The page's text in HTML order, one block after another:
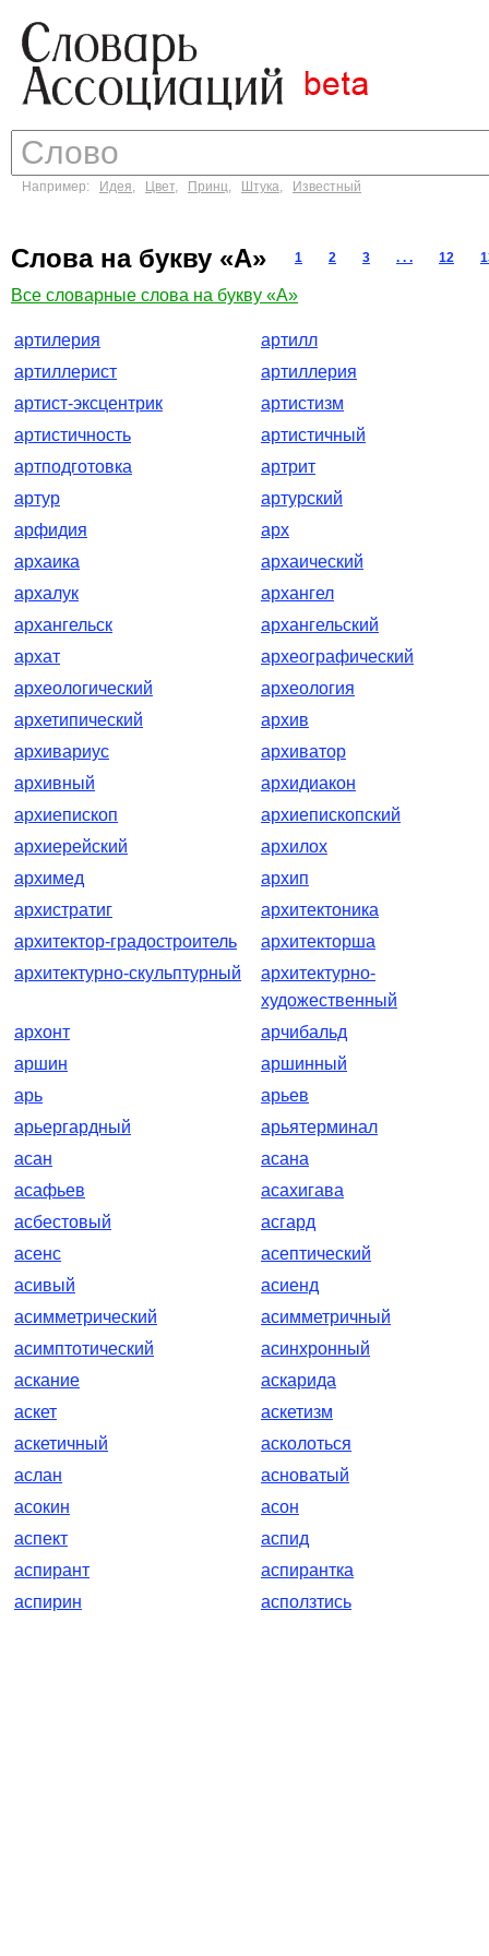
Например: Идея, Цвет, Принц, Штука, Известный
Слова на букву «А» 1 2 3 . . . 12
Все словарные слова на букву «А»
артилерия
артилл
артиллерист
артиллерия
артист-эксцентрик
артистизм
артистичность
артистичный
артподготовка
артрит
артур
артурский
арфидия
арх
архаика
архаический
архалук
архангел
архангельск
архангельский
архат
археографический
археологический
археология
архетипический
архив
архивариус
архиватор
архивный
архидиакон
архиепископ
архиепископский
архиерейский
архилох
архимед
архип
архистратиг
архитектоника
архитектор-градостроитель
архитекторша
архитектурно-скульптурный
архитектурно-
художественный
архонт
арчибальд
аршин
аршинный
арь
арьев
арьергардный
арьятерминал
асан
асана
асафьев
асахигава
асбестовый
асгард
асенс
асептический
асивый
асиенд
асимметрический
асимметричный
асимптотический
асинхронный
аскание
аскарида
аскет
аскетизм
аскетичный
асколоться
аслан
асноватый
асокин
асон
аспект
аспид
аспирант
аспирантка
аспирин
асползтись